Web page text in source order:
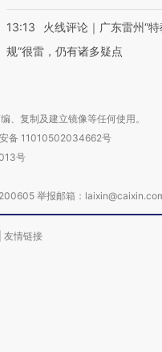
13:13
火线评论｜广东雷州“
规”很雷，仍有诸多疑点
、复制及建立镜像等任何使用。
备 11010502034662号
号
举报邮箱：
友情链接